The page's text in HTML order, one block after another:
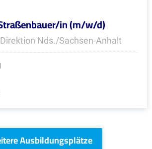
in (m/w/d)
Direktion Nds./Sachsen-Anhalt
Ausbildungsplätze